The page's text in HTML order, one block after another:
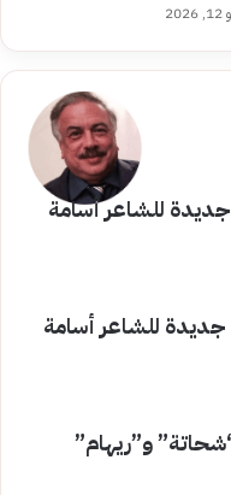
للشاعر أسامة
للشاعر أسامة
و”ريهام”